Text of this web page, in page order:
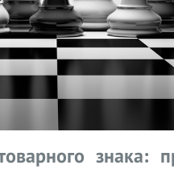
знака: